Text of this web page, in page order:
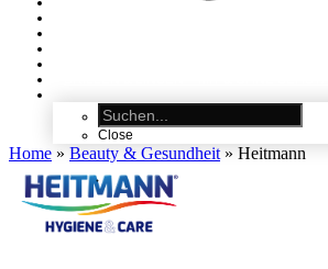
Close
Home » Beauty & Gesundheit » Heitmann